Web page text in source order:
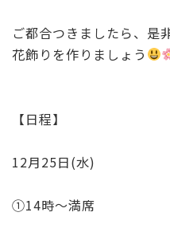
ご都合つきましたら、是
花飾りを作りましょう
【日程】
12月25日(水)
①14時〜満席